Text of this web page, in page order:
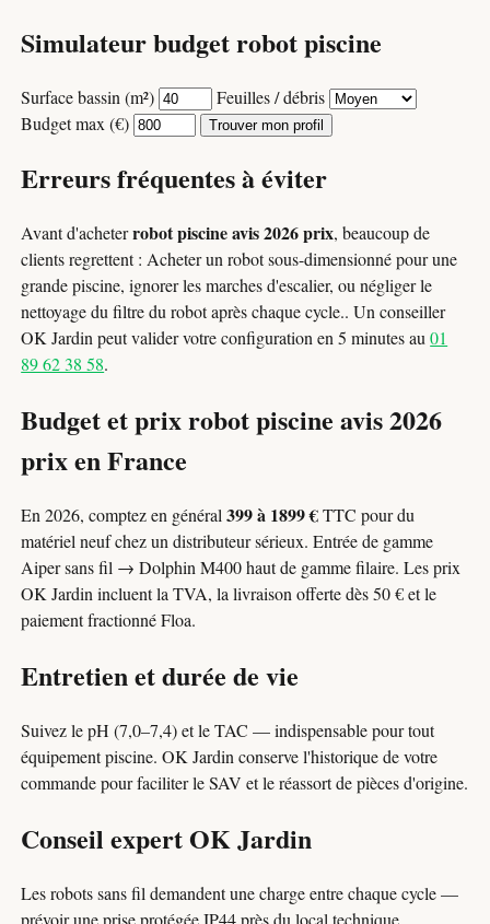
Simulateur budget robot piscine
Surface bassin (m²)
Feuilles / débris
Budget max (€)
Trouver mon profil
Erreurs fréquentes à éviter
Avant d'acheterrobot piscine avis 2026 prix, beaucoup de
clients regrettent : Acheter un robot sous-dimensionné pour une
grande piscine, ignorer les marches d'escalier, ou négliger le
nettoyage du filtre du robot après chaque cycle.. Un conseiller
OK Jardin peut valider votre configuration en 5 minutes au01
89 62 38 58.
Budget et prix robot piscine avis 2026
prix en France
En 2026, comptez en général399 à 1899 €TTC pour du
matériel neuf chez un distributeur sérieux. Entrée de gamme
Aiper sans fil → Dolphin M400 haut de gamme filaire. Les prix
OK Jardin incluent la TVA, la livraison offerte dès 50 € et le
paiement fractionné Floa.
Entretien et durée de vie
Suivez le pH (7,0–7,4) et le TAC — indispensable pour tout
équipement piscine. OK Jardin conserve l'historique de votre
commande pour faciliter le SAV et le réassort de pièces d'origine.
Conseil expert OK Jardin
Les robots sans fil demandent une charge entre chaque cycle —
prévoir une prise protégée IP44 près du local technique.